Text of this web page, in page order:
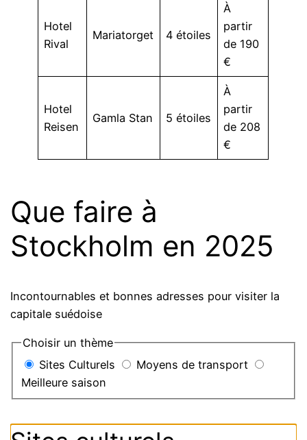
Hotel
Rival
Mariatorget 4 étoiles
À
partir
de 190
€
Hotel
Reisen
Gamla Stan 5 étoiles
À
partir
de 208
€
Que faire à
Stockholm en 2025
Incontournables et bonnes adresses pour visiter la
capitale suédoise
Choisir un thème
Sites Culturels
Moyens de transport
Meilleure saison